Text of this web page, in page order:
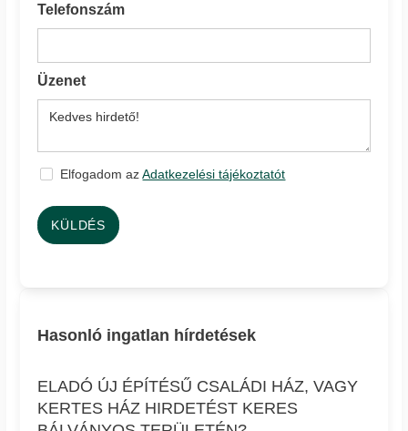
Telefonszám
Üzenet
Elfogadom azAdatkezelési tájékoztatót
KÜLDÉS
Hasonló ingatlan hírdetések
ELADÓ ÚJ ÉPÍTÉSŰ CSALÁDI HÁZ, VAGY
KERTES HÁZ HIRDETÉST KERES